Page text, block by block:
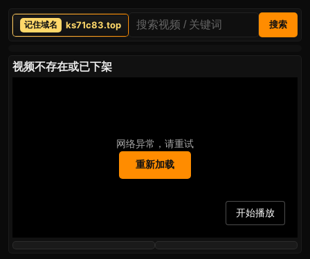
ks71c83.top 搜索
视频不存在或已下架
网络异常，请重试
重新加载
开始播放